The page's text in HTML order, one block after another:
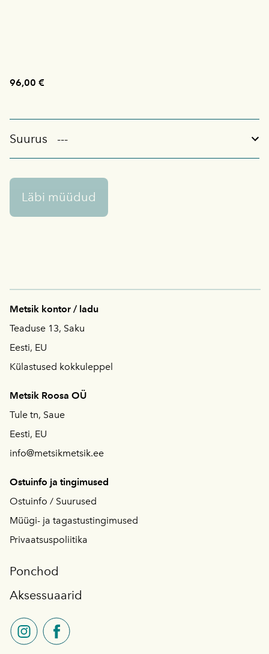
96,00 €
Suurus
Läbi müüdud
Metsik kontor / ladu
Teaduse 13, Saku
Eesti, EU
Külastused kokkuleppel
Metsik Roosa OÜ
Tule tn, Saue
Eesti, EU
info@metsikmetsik.ee
Ostuinfo ja tingimused
Ostuinfo / Suurused
Müügi- ja tagastustingimused
Privaatsuspoliitika
Ponchod
Aksessuaarid